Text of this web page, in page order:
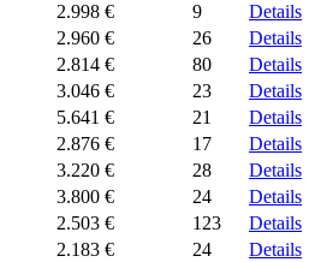
2.998 € 9
Details
2.960 € 26
Details
2.814 € 80
Details
3.046 € 23
Details
5.641 € 21
Details
2.876 € 17
Details
3.220 € 28
Details
3.800 € 24
Details
2.503 € 123
Details
2.183 € 24
Details